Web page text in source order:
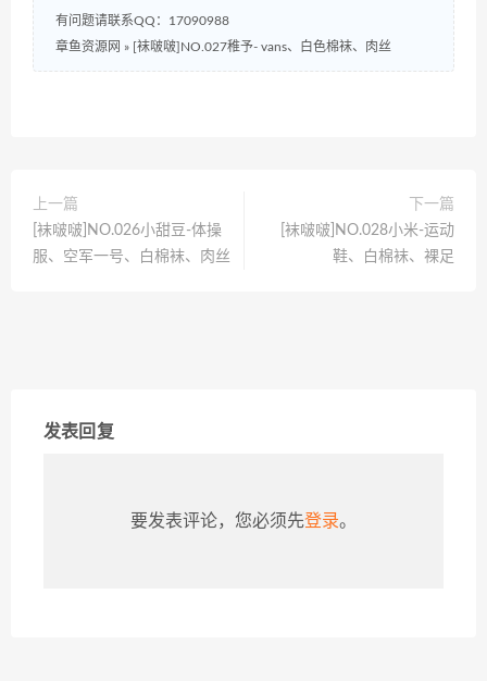
有问题请联系QQ：17090988
章鱼资源网 » [袜啵啵]NO.027稚予- vans、白色棉袜、肉丝
上一篇
[袜啵啵]NO.026小甜豆-体操
服、空军一号、白棉袜、肉丝
下一篇
[袜啵啵]NO.028小米-运动
鞋、白棉袜、裸足
发表回复
要发表评论，您必须先登录。